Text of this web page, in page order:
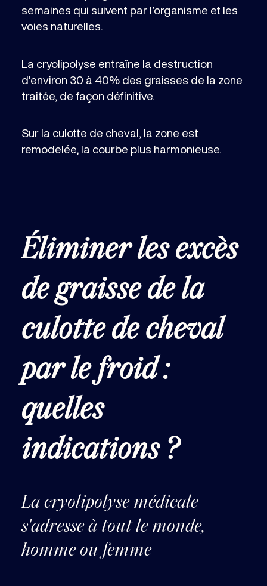
semaines qui suivent par l’organisme et les
voies naturelles.
La cryolipolyse entraîne la destruction
d'environ 30 à 40% des graisses de la zone
traitée, de façon définitive.
Sur la culotte de cheval, la zone est
remodelée, la courbe plus harmonieuse.
Éliminer les excès
de graisse de la
culotte de cheval
par le froid :
quelles
indications ?
La cryolipolyse médicale
s'adresse à tout le monde,
homme ou femme